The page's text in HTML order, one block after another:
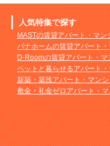
人気特集で探す
MASTの賃貸アパート・マン
パナホームの賃貸アパート
D-Roomの賃貸アパート・マ
ペットと暮らせるアパート
新築・築浅アパート・マン
敷金・礼金ゼロアパート・